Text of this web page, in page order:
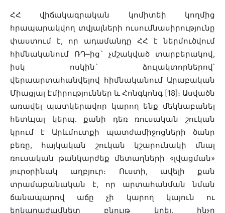
ՀՀ վիճակագրական կոմիտեի կողմից
հրապարակվող տվյալների ուսումնասիրությունը
փաստում է, որ ադամանդը ՀՀ է ներմուծվում
հիմնականում ՌԴ–ից` չմշակված տարբերակով,
իսկ ոսկին` ձուլակտորներով՝
վերաարտահանվելով հիմնականում Արաբական
Միացյալ Էմիրություններ և Հոնգկոնգ [18]։ Ասվածն
առավել պատկերավոր կարող ենք մեկնաբանել
հետևյալ կերպ․ քանի դեռ ռուսական շուկան
կրում է Արևմուտքի պատժամիջոցների ծանր
բեռը, հայկական շուկան կշարունակի մնալ
ռուսական թանկարժեք մետաղների «լվացման»
յուրօրինակ աղբյուր։ Ուստի, ավելի քան
տրամաբանական է, որ արտահանման նման
ճանապարով աճը չի կարող կայուն ու
երկարաժամկետ բնույթ կրել, ինչը